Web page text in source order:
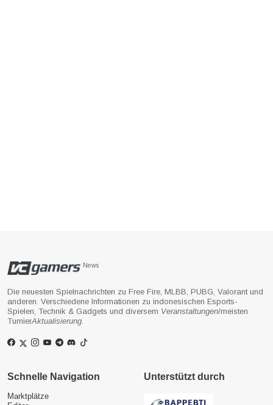
News
Die neuesten Spielnachrichten zu Free Fire, MLBB, PUBG, Valorant und
anderen. Verschiedene Informationen zu indonesischen Esports-
Spielen, Technik & Gadgets und diversem Veranstaltungen/meisten
TurnierAktualisierung
Schnelle Navigation
Marktplätze
Unterstützt durch